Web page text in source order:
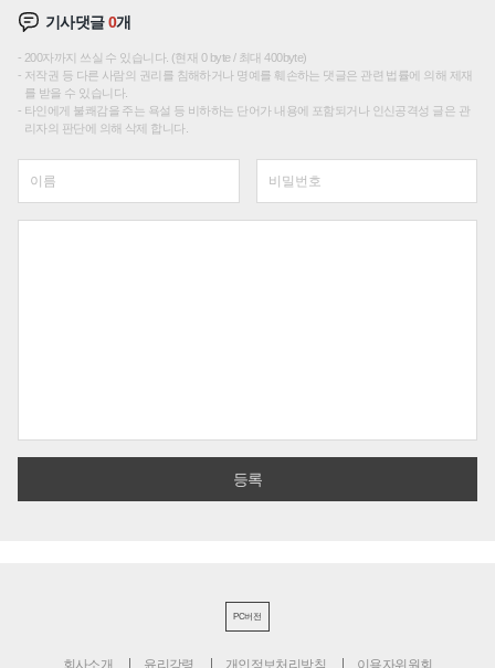
기사댓글0개
200자까지 쓰실 수 있습니다. (현재 0 byte / 최대 400byte)
저작권 등 다른 사람의 권리를 침해하거나 명예를 훼손하는 댓글은 관련 법률에 의해 제재
를 받을 수 있습니다.
타인에게 불쾌감을 주는 욕설 등 비하하는 단어가 내용에 포함되거나 인신공격성 글은 관
리자의 판단에 의해 삭제 합니다.
PC버전
회사소개 윤리강령 개인정보처리방침 이용자위원회